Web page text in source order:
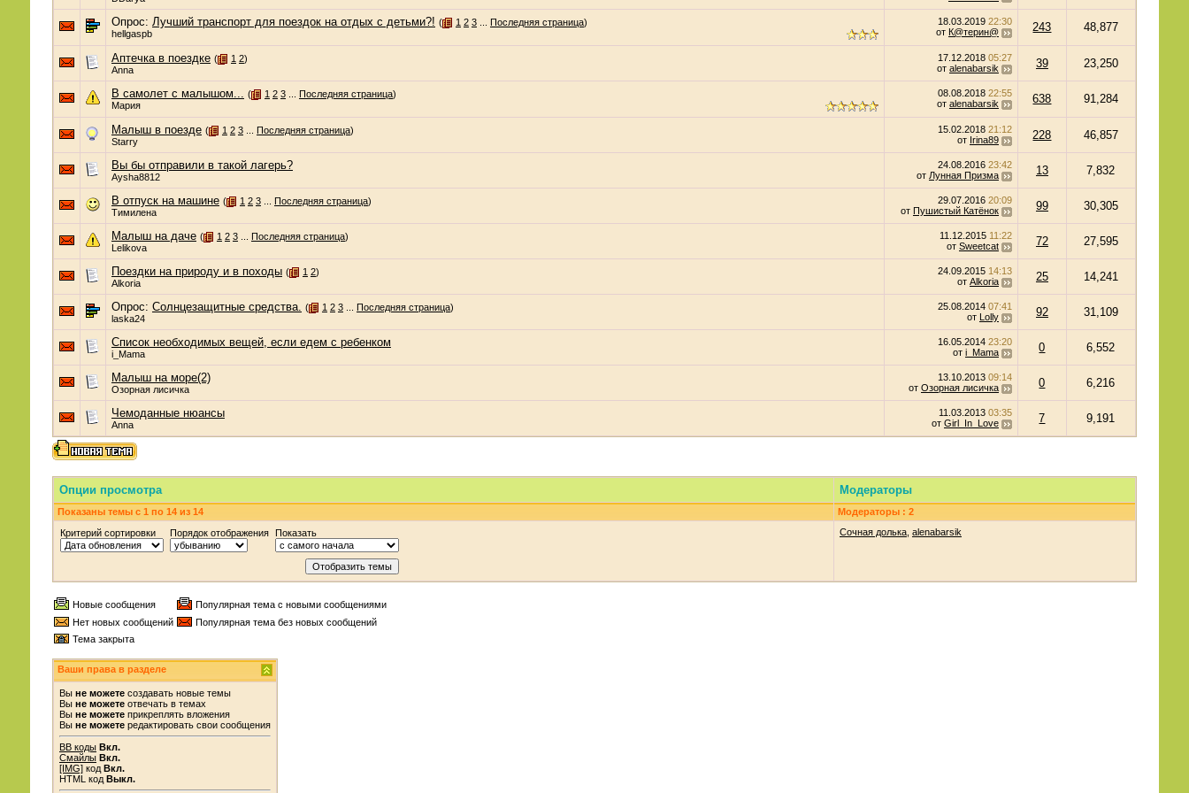
Опрос: Лучший транспорт для поездок на отдых с детьми?! ( 1 2 3... Последняя страница)
hellgaspb
18.03.2019 22:30
от К@терин@ 243 48,877
Аптечка в поездке ( 1 2)
Anna
17.12.2018 05:27
от alenabarsik 39 23,250
В самолет с малышом... ( 1 2 3... Последняя страница)
Мария
08.08.2018 22:55
от alenabarsik 638 91,284
Малыш в поезде ( 1 2 3... Последняя страница)
Starry
15.02.2018 21:12
от Irina89 228 46,857
Вы бы отправили в такой лагерь?
Aysha8812
24.08.2016 23:42
от Лунная Призма 13 7,832
В отпуск на машине ( 1 2 3... Последняя страница)
Тимилена
29.07.2016 20:09
от Пушистый Катёнок 99 30,305
Малыш на даче ( 1 2 3... Последняя страница)
Lelikova
11.12.2015 11:22
от Sweetcat 72 27,595
Поездки на природу и в походы ( 1 2)
Alkoria
24.09.2015 14:13
от Alkoria 25 14,241
Опрос: Солнцезащитные средства. ( 1 2 3... Последняя страница)
laska24
25.08.2014 07:41
от Lolly 92 31,109
Список необходимых вещей, если едем с ребенком
i_Mama
16.05.2014 23:20
от i_Mama 0 6,552
Малыш на море(2)
Озорная лисичка
13.10.2013 09:14
от Озорная лисичка 0 6,216
Чемоданные нюансы
Anna
11.03.2013 03:35
от Girl_In_Love 7 9,191
Опции просмотра Модераторы
Показаны темы с 1 по 14 из 14
Модераторы : 2
Критерий сортировки
Порядок отображения Показать Сочная долька, alenabarsik
Новые сообщения
Популярная тема с новыми сообщениями
Нет новых сообщений
Популярная тема без новых сообщений
Тема закрыта
Ваши права в разделе
Вы не можетесоздавать новые темы
Вы не можетеотвечать в темах
Вы не можетеприкреплять вложения
Вы не можетередактировать свои сообщения
BB коды Вкл.
Смайлы Вкл.
[IMG]код Вкл.
HTML код Выкл.